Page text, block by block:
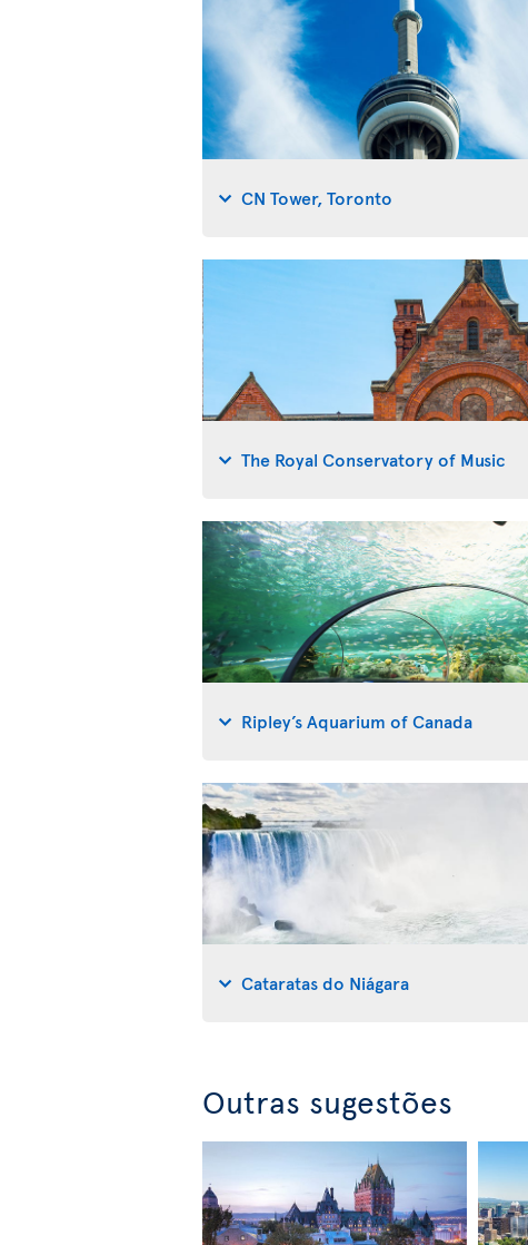
CN Tower, Toronto
The Royal Conservatory of Music
Ripley’s Aquarium of Canada
Cataratas do Niágara
Outras sugestões